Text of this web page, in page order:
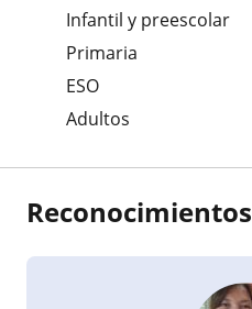
Infantil y preescolar
Primaria
ESO
Adultos
Reconocimientos